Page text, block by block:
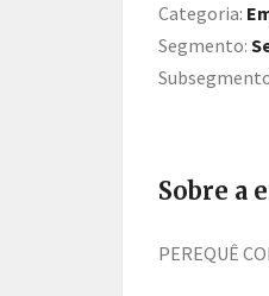
Categoria:
Segmento:
Sobre a
PEREQUÊ